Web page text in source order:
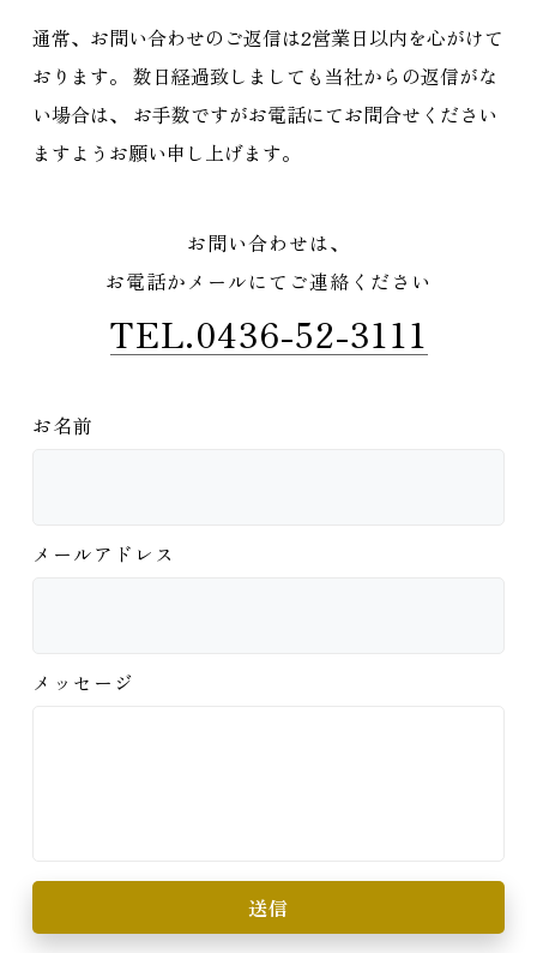
通常、お問い合わせのご返信は2営業日以内を心がけて
おります。 数日経過致しましても当社からの返信がな
い場合は、
お手数ですがお電話にてお問合せください
ますようお願い申し上げます。
お問い合わせは、
お電話かメールにてご連絡ください
TEL.0436-52-3111
お名前
メールアドレス
メッセージ